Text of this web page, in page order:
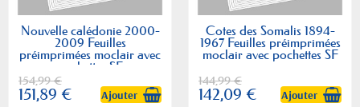
Nouvelle calédonie 2000-
2009 Feuilles
préimprimées moclair avec
pochettes SF
154,99 €
151,89 € Ajouter
Cotes des Somalis 1894-
1967 Feuilles préimprimées
moclair avec pochettes SF
144,99 €
142,09 € Ajouter